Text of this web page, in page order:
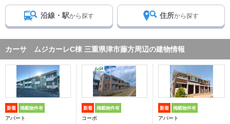
沿線・駅から探す 住所から探す
カーサ ムジカーレC棟 三重県津市藤方周辺の建物情報
新着 掲載物件有
アパート
新着 掲載物件有
コーポ
新着 掲載物件有
アパート